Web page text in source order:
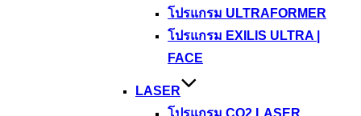
โปรแกรม ULTRAFORMER
โปรแกรม EXILIS ULTRA |
FACE
LASER